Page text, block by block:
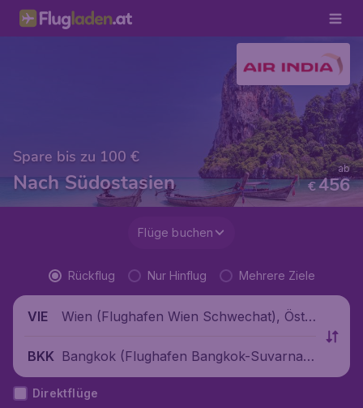
Spare bis zu 100 €
Nach Südostasien €456
ab
Flüge buchen
Rückflug Nur Hinflug Mehrere Ziele
VIE
Wien (Flughafen Wien Schwechat), Öste
BKK Bangkok (Flughafen Bangkok-Suvarnab
humi), Thailand
Direktflüge